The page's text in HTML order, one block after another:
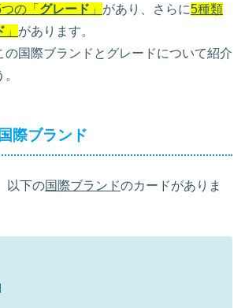
の「 グレード 」 があり、さらに5種類
」 があります。
の国際ブランドとグレードについて紹介
際ブランド
以下の国際ブランドのカードがありま